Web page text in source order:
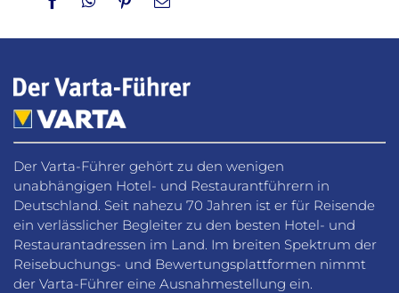
Der Varta-Führer gehört zu den wenigen
unabhängigen Hotel- und Restaurantführern in
Deutschland. Seit nahezu 70 Jahren ist er für Reisende
ein verlässlicher Begleiter zu den besten Hotel- und
Restaurantadressen im Land. Im breiten Spektrum der
Reisebuchungs- und Bewertungsplattformen nimmt
der Varta-Führer eine Ausnahmestellung ein.